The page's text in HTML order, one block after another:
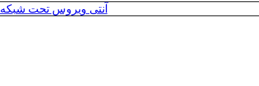
آنتی ویروس تحت شبکه